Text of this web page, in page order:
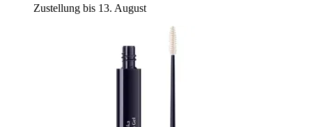
Zustellung bis 13. August